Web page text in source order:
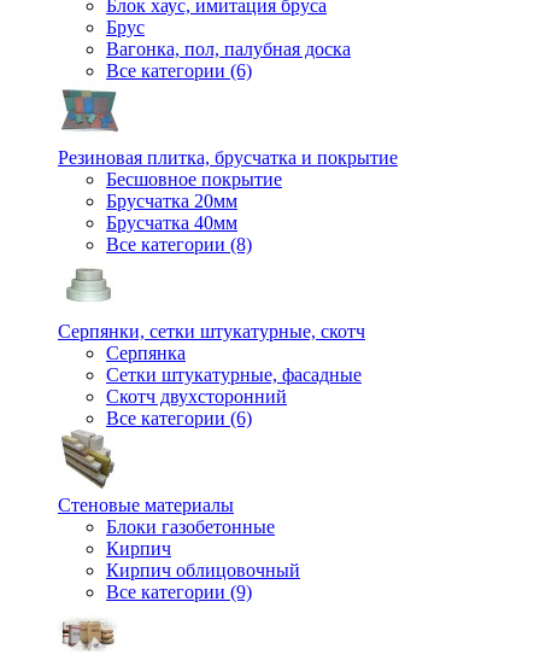
Блок хаус, имитация бруса
Брус
Вагонка, пол, палубная доска
Все категории (6)
Резиновая плитка, брусчатка и покрытие
Бесшовное покрытие
Брусчатка 20мм
Брусчатка 40мм
Все категории (8)
Серпянки, сетки штукатурные, скотч
Серпянка
Сетки штукатурные, фасадные
Скотч двухсторонний
Все категории (6)
Стеновые материалы
Блоки газобетонные
Кирпич
Кирпич облицовочный
Все категории (9)